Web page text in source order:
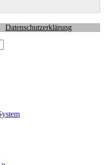
Datenschutzerklärung